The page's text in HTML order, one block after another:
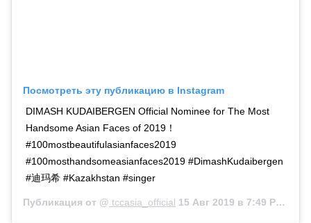
Посмотреть эту публикацию в Instagram
DIMASH KUDAIBERGEN Official Nominee for The Most
Handsome Asian Faces of 2019！
#100mostbeautifulasianfaces2019
#100mosthandsomeasianfaces2019 #DimashKudaibergen
#迪玛希 #Kazakhstan #singer
Публикация от @ tccasia_official 15 Авг 2019 в 7:49 PDT